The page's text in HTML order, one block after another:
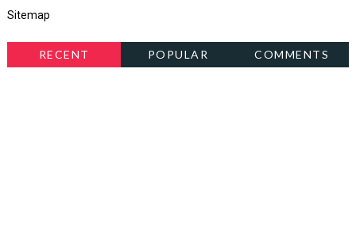
Sitemap
RECENT POPULAR COMMENTS